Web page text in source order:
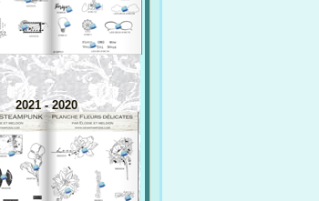
2021 - 2020